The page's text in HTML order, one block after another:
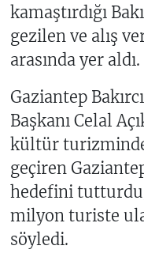
kamaştırdığı
gezilen ve alış
arasında yer aldı.
Gaziantep
Başkanı Celal
kültür
geçiren
hedefini
milyon turiste
söyledi.